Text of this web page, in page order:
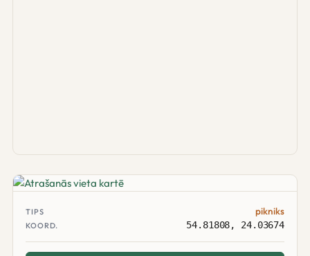
TIPS pikniks
KOORD. 54.81808, 24.03674